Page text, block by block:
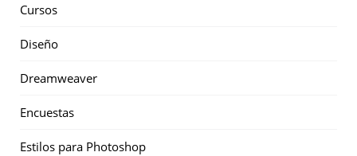
Cursos
Diseño
Dreamweaver
Encuestas
Estilos para Photoshop